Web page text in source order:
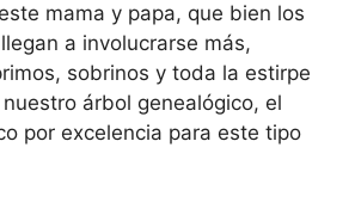
mama y papa, que bien los
a involucrarse más,
sobrinos y toda la estirpe
árbol genealógico, el
por excelencia para este tipo